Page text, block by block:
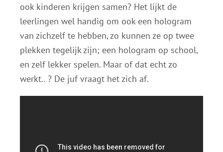
ook kinderen krijgen samen? Het lijkt de
leerlingen wel handig om ook een hologram
van zichzelf te hebben, zo kunnen ze op twee
plekken tegelijk zijn; een hologram op school,
en zelf lekker spelen. Maar of dat echt zo
werkt.. ? De juf vraagt het zich af.